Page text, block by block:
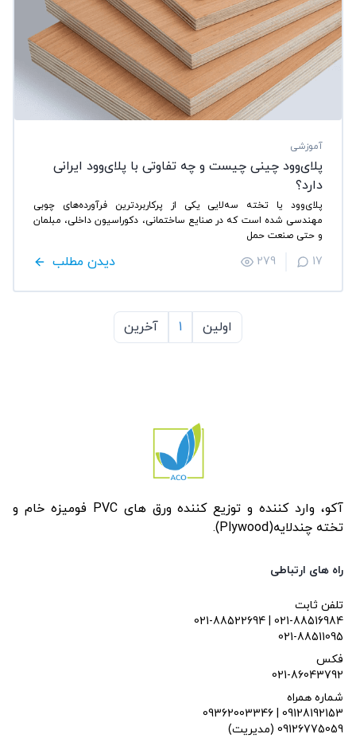
آموزشی
پلای‌وود چینی چیست و چه تفاوتی با پلای‌وود ایرانی
دارد؟
پلای‌وود یا تخته سه‌لایی یکی از پرکاربردترین فرآورده‌های چوبی
مهندسی شده است که در صنایع ساختمانی، دکوراسیون داخلی، مبلمان
و حتی صنعت حمل
دیدن مطلب 279 17
اولین 1 آخرین
آکو، وارد کننده و توزیع کننده ورق های PVC فومیزه خام و
تخته چندلایه(Plywood).
راه های ارتباطی
تلفن ثابت
021-88522694 | 021-88516984
021-88511095
فکس
021-86043792
شماره همراه
09362003346 | 09128192153
(مدیریت) 09126775059